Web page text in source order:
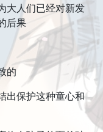
大人们已经对新发
后果
的
出保护这种童心和